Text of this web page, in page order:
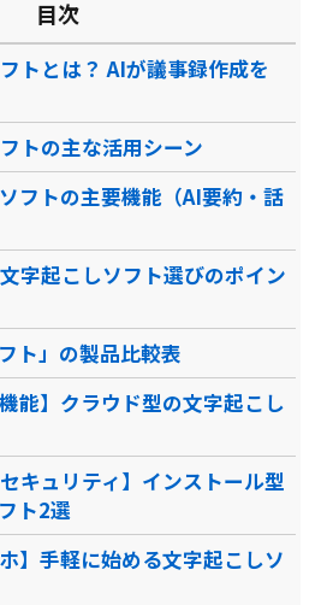
AutoMemo
資料ダウンロード
toruno
プリ
iOSアプリ
目次
トとは？ AIが議事録作成を
トの主な活用シーン
フトの主要機能（AI要約・話
字起こしソフト選びのポイン
ト」の製品比較表
能】クラウド型の文字起こし
キュリティ】インストール型
ト2選
】手軽に始める文字起こしソ